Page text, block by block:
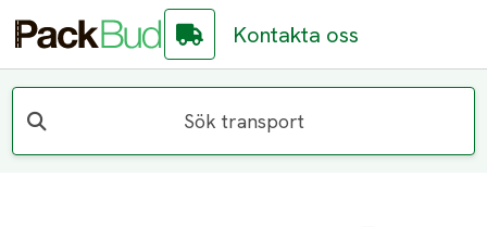
Kontakta oss
Sök transport